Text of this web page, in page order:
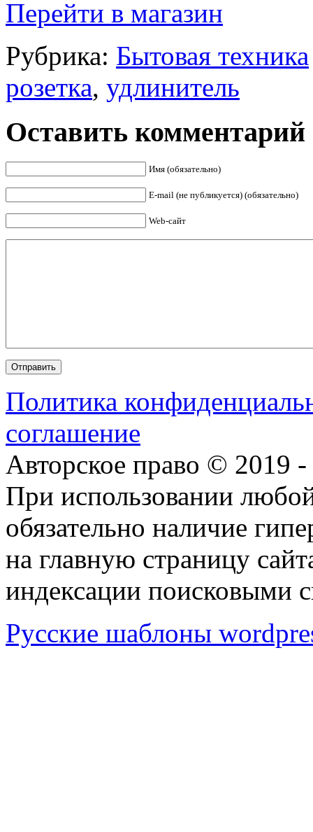
Перейти в магазин
Рубрика: Бытовая техника
розетка, удлинитель
Оставить комментарий
Имя (обязательно)
E-mail (не публикуется) (обязательно)
Web-сайт
Политика
соглашение
Авторское право © 2019 -
При использовании
обязательно наличие
на главную страницу
индексации поисковыми
Русские шаблоны